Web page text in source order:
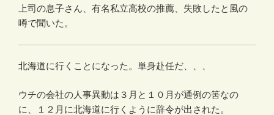
上司の息子さん、有名私立高校の推薦、失敗したと風の
噂で聞いた。
北海道に行くことになった。単身赴任だ、、、
ウチの会社の人事異動は３月と１０月が通例の筈なの
に、１２月に北海道に行くように辞令が出された。